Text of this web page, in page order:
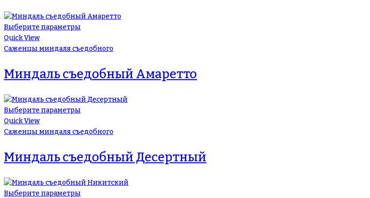
Выберите параметры
Quick View
Саженцы миндаля съедобного
Миндаль съедобный Амаретто
Выберите параметры
Quick View
Саженцы миндаля съедобного
Миндаль съедобный Десертный
Выберите параметры